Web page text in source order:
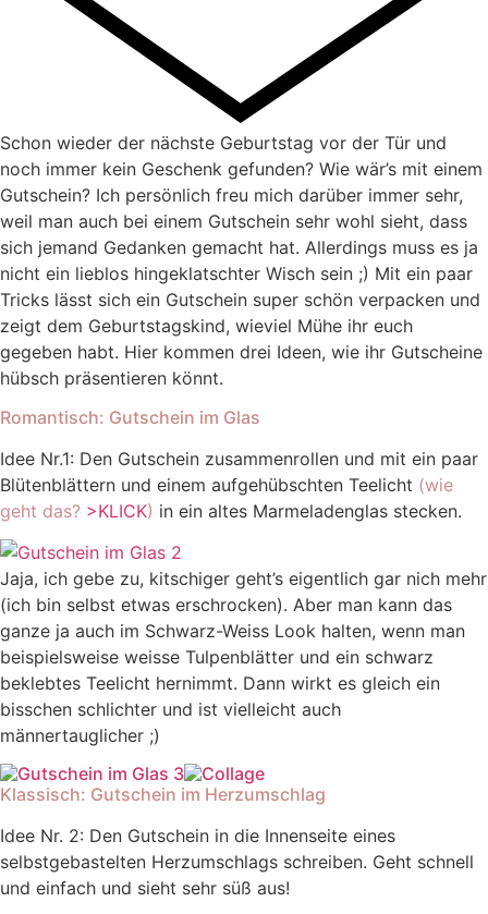
Schon wieder der nächste Geburtstag vor der Tür und
noch immer kein Geschenk gefunden? Wie wär’s mit einem
Gutschein? Ich persönlich freu mich darüber immer sehr,
weil man auch bei einem Gutschein sehr wohl sieht, dass
sich jemand Gedanken gemacht hat. Allerdings muss es ja
nicht ein lieblos hingeklatschter Wisch sein ;) Mit ein paar
Tricks lässt sich ein Gutschein super schön verpacken und
zeigt dem Geburtstagskind, wieviel Mühe ihr euch
gegeben habt. Hier kommen drei Ideen, wie ihr Gutscheine
hübsch präsentieren könnt.
Romantisch: Gutschein im Glas
Idee Nr.1: Den Gutschein zusammenrollen und mit ein paar
Blütenblättern und einem aufgehübschten Teelicht (wie
geht das? >KLICK) in ein altes Marmeladenglas stecken.
Jaja, ich gebe zu, kitschiger geht’s eigentlich gar nich mehr
(ich bin selbst etwas erschrocken). Aber man kann das
ganze ja auch im Schwarz-Weiss Look halten, wenn man
beispielsweise weisse Tulpenblätter und ein schwarz
beklebtes Teelicht hernimmt. Dann wirkt es gleich ein
bisschen schlichter und ist vielleicht auch
männertauglicher ;)
Klassisch: Gutschein im Herzumschlag
Idee Nr. 2: Den Gutschein in die Innenseite eines
selbstgebastelten Herzumschlags schreiben. Geht schnell
und einfach und sieht sehr süß aus!